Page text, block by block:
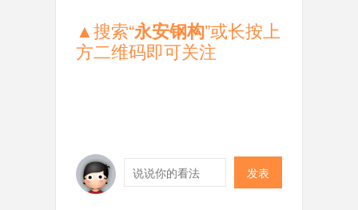
▲搜索“永安钢构”或长按上
方二维码即可关注
发表